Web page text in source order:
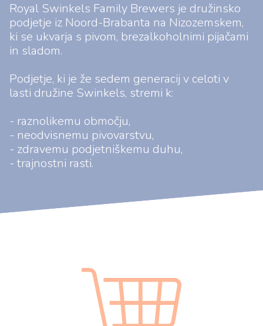
Royal Swinkels Family Brewers je družinsko
podjetje iz Noord-Brabanta na Nizozemskem,
ki se ukvarja s pivom, brezalkoholnimi pijačami
in sladom.
Podjetje, ki je že sedem generacij v celoti v
lasti družine Swinkels, stremi k:
- raznolikemu območju,
- neodvisnemu pivovarstvu,
- zdravemu podjetniškemu duhu,
- trajnostni rasti.